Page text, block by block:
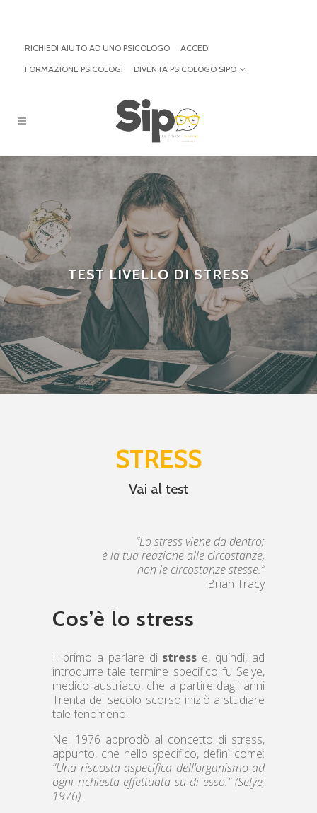
RICHIEDI AIUTO AD UNO PSICOLOGO
ACCEDI
FORMAZIONE PSICOLOGI
DIVENTA PSICOLOGO SIPO
TEST LIVELLO DI STRESS
STRESS
Vai al test
“Lo stress viene da dentro;
è la tua reazione alle circostanze,
non le circostanze stesse.”
Brian Tracy
Cos’è lo stress
Il primo a parlare di stress e, quindi, ad
introdurre tale termine specifico fu Selye,
medico austriaco, che a partire dagli anni
Trenta del secolo scorso iniziò a studiare
tale fenomeno.
Nel 1976 approdò al concetto di stress,
appunto, che nello specifico, definì come:
“Una risposta aspecifica dell’organismo ad
ogni richiesta effettuata su di esso.” (Selye,
1976).